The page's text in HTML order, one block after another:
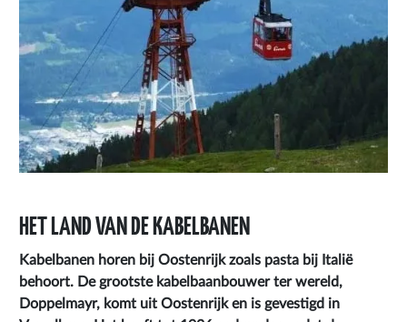
HET LAND VAN DE KABELBANEN
Kabelbanen horen bij Oostenrijk zoals pasta bij Italië
behoort. De grootste kabelbaanbouwer ter wereld,
Doppelmayr, komt uit Oostenrijk en is gevestigd in